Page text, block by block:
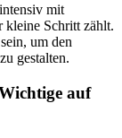
mit
kleine Schritt zählt.
um den
gestalten.
auf